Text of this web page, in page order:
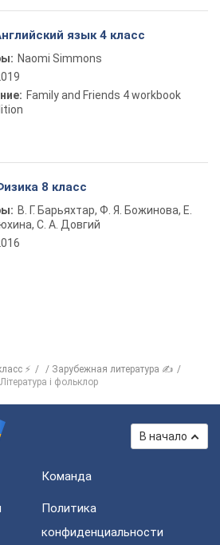
язык 4 класс
Naomi Simmons
Family and Friends 4 workbook
8 класс
В. Г. Барьяхтар, Ф. Я. Божинова, Е.
С. А. Довгий
⚡
Зарубежная литература ✍
і фольклор
В начало
Команда
Политика
конфиденциальности